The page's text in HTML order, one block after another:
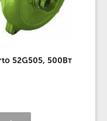
52G505, 500Вт